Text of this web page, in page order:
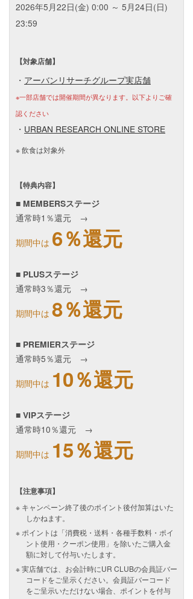
2026年5月22日(金) 0:00 ～ 5月24日(日)
23:59
【対象店舗】
・ アーバンリサーチグループ実店舗
※一部店舗では開催期間が異なります。以下よりご確
認ください
・ URBAN RESEARCH ONLINE STORE
飲食は対象外
【特典内容】
■ MEMBERSステージ
通常時1％還元 →
期間中は 6％還元
■ PLUSステージ
通常時3％還元 →
期間中は 8％還元
■ PREMIERステージ
通常時5％還元 →
期間中は 10％還元
■ VIPステージ
通常時10％還元 →
期間中は 15％還元
【注意事項】
キャンペーン終了後のポイント後付加算はいた
しかねます。
ポイントは「消費税・送料・各種手数料・ポイ
ント使用・クーポン使用」を除いたご購入金
額に対して付与いたします。
実店舗では、お会計時にUR CLUBの会員証バー
コードをご呈示ください。会員証バーコード
をご呈示いただけない場合、ポイントを付与